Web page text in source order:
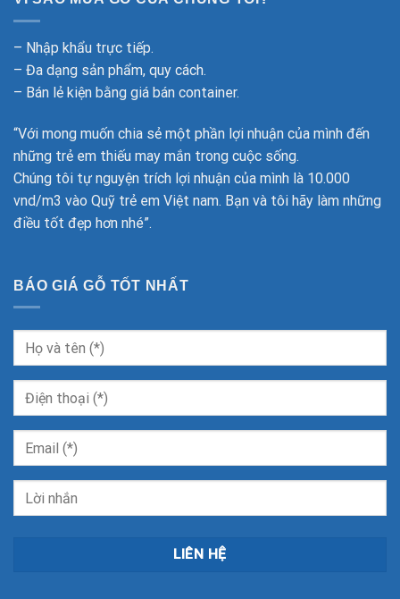
– Nhập khẩu trực tiếp.
– Đa dạng sản phẩm, quy cách.
– Bán lẻ kiện bằng giá bán container.
“Với mong muốn chia sẻ một phần lợi nhuận của mình đến
những trẻ em thiếu may mắn trong cuộc sống.
Chúng tôi tự nguyện trích lợi nhuận của mình là 10.000
vnd/m3 vào Quỹ trẻ em Việt nam. Bạn và tôi hãy làm những
điều tốt đẹp hơn nhé”.
BÁO GIÁ GỖ TỐT NHẤT